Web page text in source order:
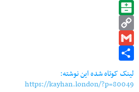
Telegram
Balatarin
Copy
Link
Gmail
Share
لینک کوتاه شده این نوشته:
https://kayhan.london/?p=80049